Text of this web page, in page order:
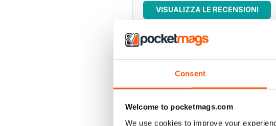
Consent
Welcome to pocketmags.com
We use cookies to improve your
VISUALIZZA LE RECENSIONI
EDIZIONI INDIETRO